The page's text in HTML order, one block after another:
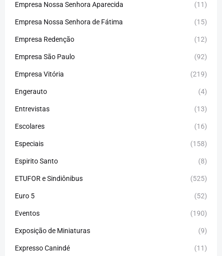
Empresa Nossa Senhora Aparecida (11)
Empresa Nossa Senhora de Fátima (15)
Empresa Redenção (12)
Empresa São Paulo (92)
Empresa Vitória (219)
Engerauto (4)
Entrevistas (13)
Escolares (16)
Especiais (158)
Espirito Santo (8)
ETUFOR e Sindiônibus (525)
Euro 5 (52)
Eventos (190)
Exposição de Miniaturas (9)
Expresso Canindé (11)